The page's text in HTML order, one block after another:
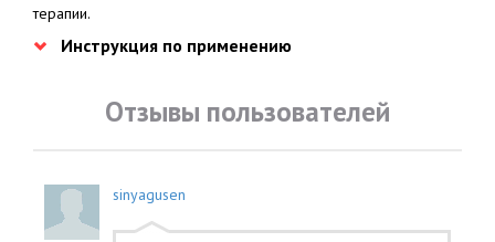
терапии.
Инструкция по применению
Отзывы пользователей
sinyagusen